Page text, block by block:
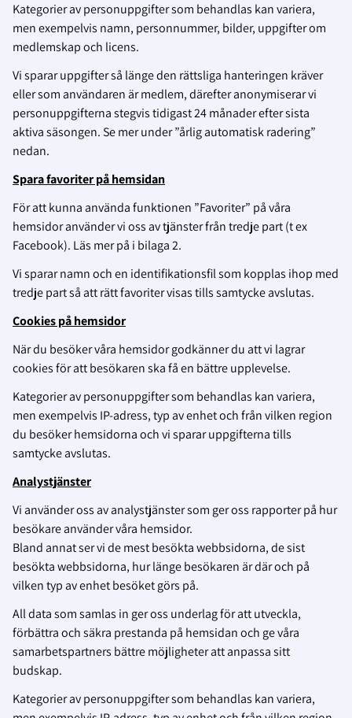
Kategorier av personuppgifter som behandlas kan variera,
men exempelvis namn, personnummer, bilder, uppgifter om
medlemskap och licens.
Vi sparar uppgifter så länge den rättsliga hanteringen kräver
eller som användaren är medlem, därefter anonymiserar vi
personuppgifterna stegvis tidigast 24 månader efter sista
aktiva säsongen. Se mer under ”årlig automatisk radering”
nedan.
Spara favoriter på hemsidan
För att kunna använda funktionen ”Favoriter” på våra
hemsidor använder vi oss av tjänster från tredje part (t ex
Facebook). Läs mer på i bilaga 2.
Vi sparar namn och en identifikationsfil som kopplas ihop med
tredje part så att rätt favoriter visas tills samtycke avslutas.
Cookies på hemsidor
När du besöker våra hemsidor godkänner du att vi lagrar
cookies för att besökaren ska få en bättre upplevelse.
Kategorier av personuppgifter som behandlas kan variera,
men exempelvis IP-adress, typ av enhet och från vilken region
du besöker hemsidorna och vi sparar uppgifterna tills
samtycke avslutas.
Analystjänster
Vi använder oss av analystjänster som ger oss rapporter på hur
besökare använder våra hemsidor.
Bland annat ser vi de mest besökta webbsidorna, de sist
besökta webbsidorna, hur länge besökaren är där och på
vilken typ av enhet besöket görs på.
All data som samlas in ger oss underlag för att utveckla,
förbättra och säkra prestanda på hemsidan och ge våra
samarbetspartners bättre möjligheter att anpassa sitt
budskap.
Kategorier av personuppgifter som behandlas kan variera,